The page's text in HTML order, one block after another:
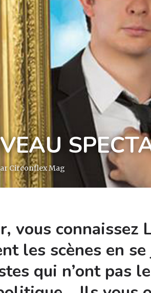
Circonflex Mag
vous connaissez
les scènes en
qui n’ont pas